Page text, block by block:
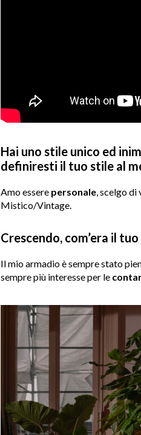
Hai uno stile unico ed
definiresti il tuo stile al
Amo essere personale, scelgo di
Mistico/Vintage.
Crescendo, com’era il
Il mio armadio è sempre stato
sempre più interesse per le